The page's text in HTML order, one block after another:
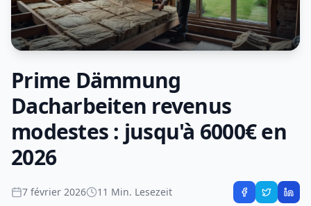
Prime Dämmung
Dacharbeiten revenus
modestes : jusqu'à 6000€ en
2026
7 février 2026 11 Min. Lesezeit